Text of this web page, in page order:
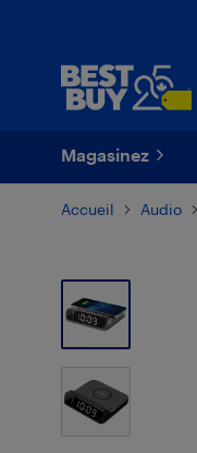
Magasinez
Accueil Audio